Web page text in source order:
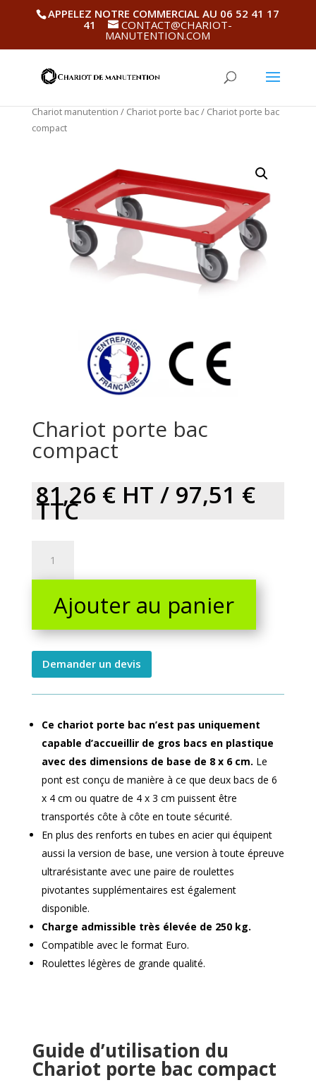
APPELEZ NOTRE COMMERCIAL AU 06 52 41 17
41
CONTACT@CHARIOT-
MANUTENTION.COM
Chariot manutention / Chariot porte bac/ Chariot porte bac
compact
Chariot porte bac
compact
81,26 € HT / 97,51 €
TTC
porte
bac
compact
quantityAjouter au panier
Demander un devis
Ce chariot porte bac n’est pas uniquement
capable d’accueillir de gros bacs en plastique
avec des dimensions de base de 8 x 6 cm. Le
pont est conçu de manière à ce que deux bacs de 6
x 4 cm ou quatre de 4 x 3 cm puissent être
transportés côte à côte en toute sécurité.
En plus des renforts en tubes en acier qui équipent
aussi la version de base, une version à toute épreuve
ultrarésistante avec une paire de roulettes
pivotantes supplémentaires est également
disponible.
Charge admissible très élevée de 250 kg.
Compatible avec le format Euro.
Roulettes légères de grande qualité.
Guide d’utilisation du
Chariot porte bac compact